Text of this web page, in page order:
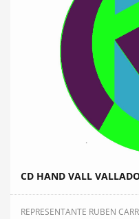
CD HAND VALL
REPRESENTANTE RUBEN